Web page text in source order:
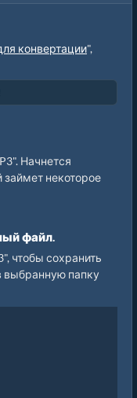
конвертации",
Начнется
займет некоторое
файл.
чтобы сохранить
выбранную папку